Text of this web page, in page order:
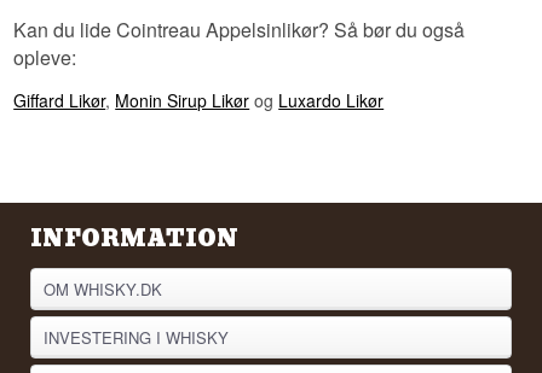
Kan du lide Cointreau Appelsinlikør? Så bør du også
opleve:
Giffard Likør, Monin Sirup Likør og Luxardo Likør
INFORMATION
OM WHISKY.DK
INVESTERING I WHISKY